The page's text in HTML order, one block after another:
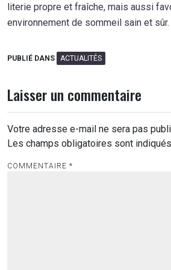
literie propre et fraîche, mais aussi
environnement de sommeil sain et sûr.
PUBLIÉ DANS ACTUALITÉS
Laisser un commentaire
Votre adresse e-mail ne sera pas
Les champs obligatoires sont
COMMENTAIRE *